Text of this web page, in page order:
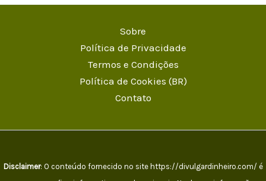
Sobre
Política de Privacidade
Termos e Condições
Política de Cookies (BR)
Contato
Disclaimer: O conteúdo fornecido no site https://divulgardinheiro.com/ é